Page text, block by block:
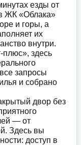
езды от
ЖК «Облака»
и горы, а
их
внутри.
плюс», здесь
запросы
и собрано
двор без
— от
Здесь вы
доступ в